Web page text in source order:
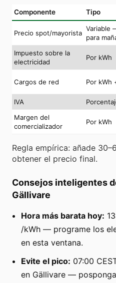
Componente Tipo
Precio spot/mayorista
Variable
para
Impuesto sobre la
electricidad
Por kWh
Cargos de red Por kWh
IVA
Margen del
comercializador
Por kWh
Regla empírica: añade
obtener el precio final.
Consejos inteligentes
Gällivare
Hora más barata hoy:
/kWh — programe los
en esta ventana.
Evite el pico: 07:00
en Gällivare —